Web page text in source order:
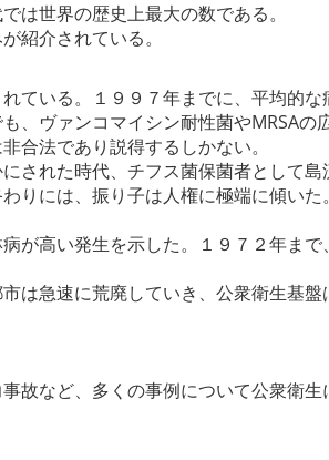
は世界の歴史上最大の数である。
紹介されている。
ている。１９９７年までに、平均的な
、ヴァンコマイシン耐性菌やMRSAの
合法であり説得するしかない。
された時代、チフス菌保菌者として島
りには、振り子は人権に極端に傾いた
が高い発生を示した。１９７２年まで
は急速に荒廃していき、公衆衛生基盤
故など、多くの事例について公衆衛生